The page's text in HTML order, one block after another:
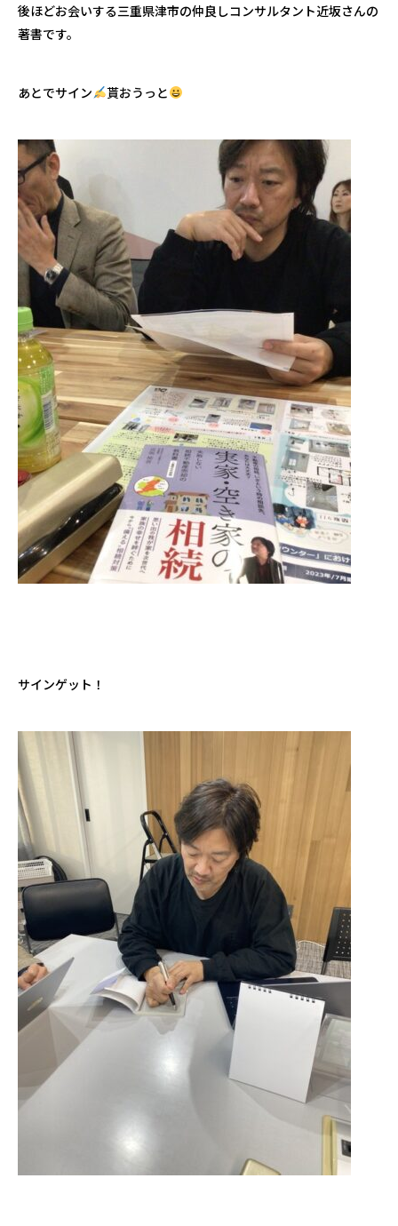
後ほどお会いする三重県津市の仲良しコンサルタント近坂さんの
著書です。
あとでサイン 貰おうっと
サインゲット！